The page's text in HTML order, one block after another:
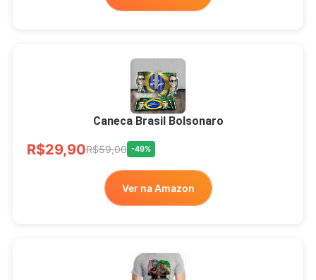
Xícara Bolsonaro
Brasão Deus Acima De
Todos
R$33,00
Ver no MERCADO
LIVRE
Caneca Brasil Bolsonaro
R$29,90R$59,00 -49%
Ver na Amazon